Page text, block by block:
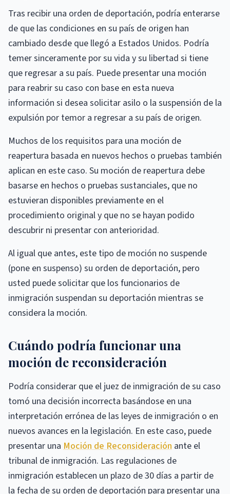
Tras recibir una orden de deportación, podría enterarse
de que las condiciones en su país de origen han
cambiado desde que llegó a Estados Unidos. Podría
temer sinceramente por su vida y su libertad si tiene
que regresar a su país. Puede presentar una moción
para reabrir su caso con base en esta nueva
información si desea solicitar asilo o la suspensión de la
expulsión por temor a regresar a su país de origen.
Muchos de los requisitos para una moción de
reapertura basada en nuevos hechos o pruebas también
aplican en este caso. Su moción de reapertura debe
basarse en hechos o pruebas sustanciales, que no
estuvieran disponibles previamente en el
procedimiento original y que no se hayan podido
descubrir ni presentar con anterioridad.
Al igual que antes, este tipo de moción no suspende
(pone en suspenso) su orden de deportación, pero
usted puede solicitar que los funcionarios de
inmigración suspendan su deportación mientras se
considera la moción.
Cuándo podría funcionar una
moción de reconsideración
Podría considerar que el juez de inmigración de su caso
tomó una decisión incorrecta basándose en una
interpretación errónea de las leyes de inmigración o en
nuevos avances en la legislación. En este caso, puede
presentar una Moción de Reconsideración ante el
tribunal de inmigración. Las regulaciones de
inmigración establecen un plazo de 30 días a partir de
la fecha de su orden de deportación para presentar una